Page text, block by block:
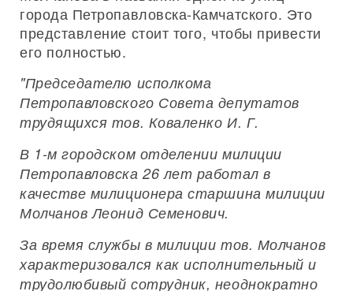
города Петропавловска-Камчатского. Это
представление стоит того, чтобы привести
его полностью.
"Председателю исполкома
Петропавловского Совета депутатов
трудящихся тов. Коваленко И. Г.
В 1-м городском отделении милиции
Петропавловска 26 лет работал в
качестве милиционера старшина милиции
Молчанов Леонид Семенович.
За время службы в милиции тов. Молчанов
характеризовался как исполнительный и
трудолюбивый сотрудник, неоднократно